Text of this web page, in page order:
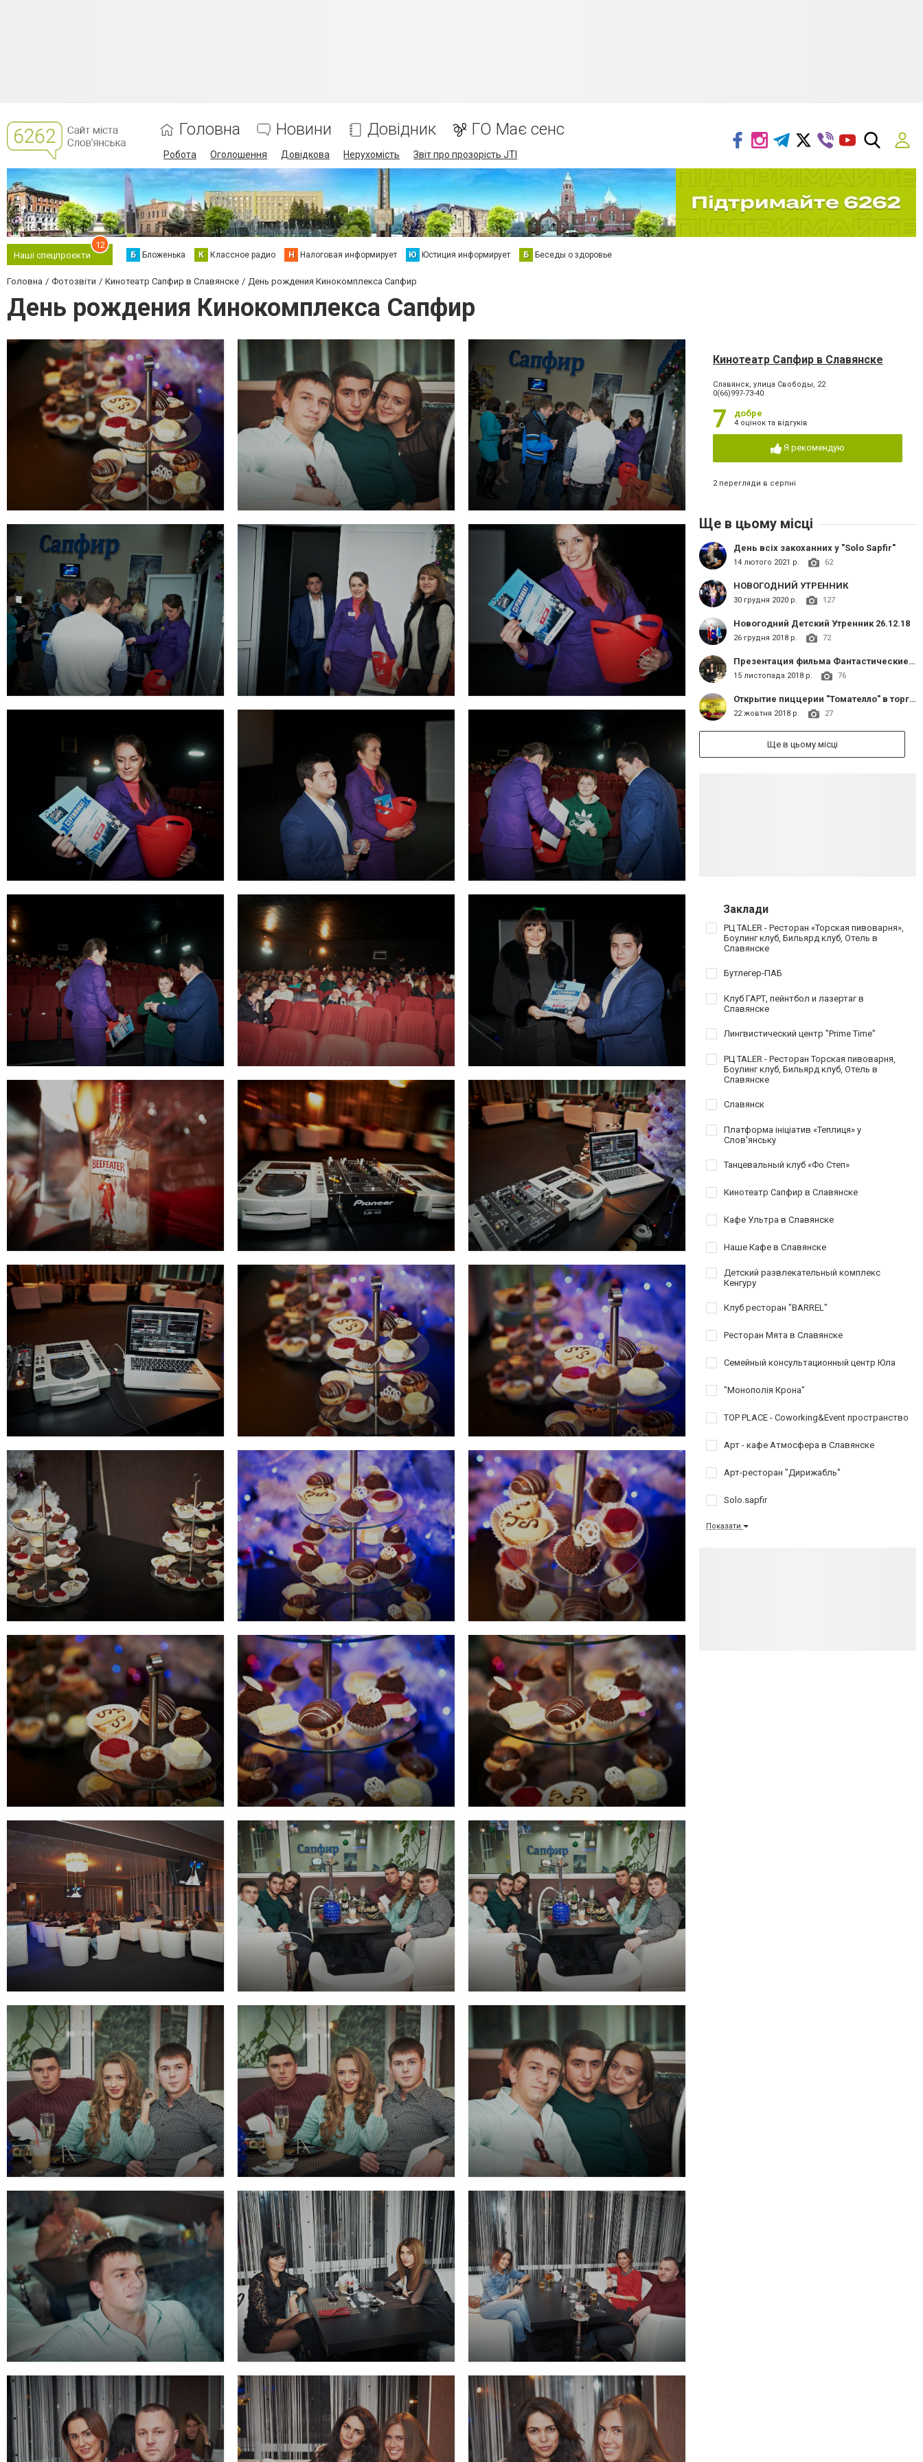
Головна Новини Довідник ГО Має сенс
Робота Оголошення Довідкова Нерухомість Звіт про прозорість JTI
Наші спецпроєкти
12
Б Бложенька К Классное радио Н Налоговая информирует Ю Юстиция информирует Б Беседы о здоровье
Головна Фотозвіти Кинотеатр Сапфир в Славянске День рождения Кинокомплекса Сапфир
День рождения Кинокомплекса Сапфир
Кинотеатр Сапфир в Славянске
Славянск, улица Свободы, 22
0(66)997-73-40
7 добре
4 оцінок та відгуків
Я рекомендую
2 перегляди в серпні
Ще в цьому місці
День всіх закоханних у "Solo Sapfir"
14 лютого 2021 р. 62
НОВОГОДНИЙ УТРЕННИК
30 грудня 2020 р. 127
Новогодний Детский Утренник 26.12.18
26 грудня 2018 р. 72
Презентация фильма Фантастические твари: Преступления Грин-де-Вал
15 листопада 2018 р. 76
Открытие пиццерии "Томателло" в торговом комплексе "Сапфир"
22 жовтня 2018 р. 27
Ще в цьому місці
Заклади
РЦ TALER - Ресторан «Торская пивоварня»,
Боулинг клуб, Бильярд клуб, Отель в
Славянске
Бутлегер-ПАБ
Клуб ГАРТ, пейнтбол и лазертаг в
Славянске
Лингвистический центр "Prime Time"
РЦ TALER - Ресторан Торская пивоварня,
Боулинг клуб, Бильярд клуб, Отель в
Славянске
Славянск
Платформа ініціатив «Теплиця» у
Слов'янську
Танцевальный клуб «Фо Степ»
Кинотеатр Сапфир в Славянске
Кафе Ультра в Славянске
Наше Кафе в Славянске
Детский развлекательный комплекс
Кенгуру
Клуб ресторан "BARREL"
Ресторан Мята в Славянске
Семейный консультационный центр Юла
"Монополія Крона"
TOP PLACE - Coworking&Event пространство
Арт - кафе Атмосфера в Славянске
Арт-ресторан "Дирижабль"
Solo.sapfir
Показати